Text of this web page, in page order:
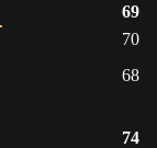
69
70
68
74